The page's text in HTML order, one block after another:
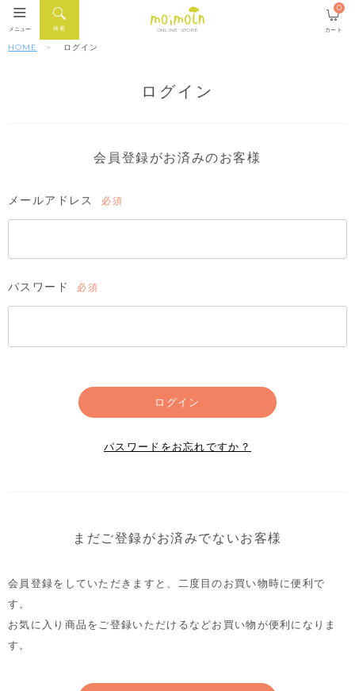
ONLINE STORE
検索
メニュー カート
0
HOME ログイン
ログイン
会員登録がお済みのお客様
メールアドレス
須)
パスワード
須)
ログイン
パスワードをお忘れですか？
まだご登録がお済みでないお客様
会員登録をしていただきますと、二度目のお買い物時に便利で
す。
お気に入り商品をご登録いただけるなどお買い物が便利になりま
す。